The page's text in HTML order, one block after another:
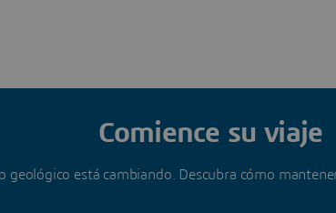
Comience su viaje
geológico está cambiando. Descubra cómo